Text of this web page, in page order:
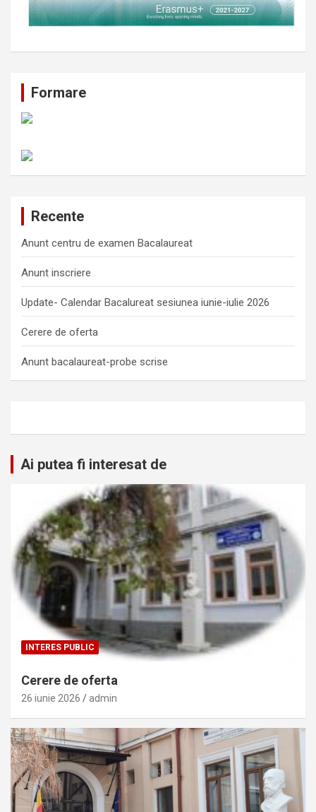
Formare
Recente
Anunt centru de examen Bacalaureat
Anunt inscriere
Update- Calendar Bacalureat sesiunea iunie-iulie 2026
Cerere de oferta
Anunt bacalaureat-probe scrise
Ai putea fi interesat de
INTERES PUBLIC
Cerere de oferta
26 iunie 2026 admin